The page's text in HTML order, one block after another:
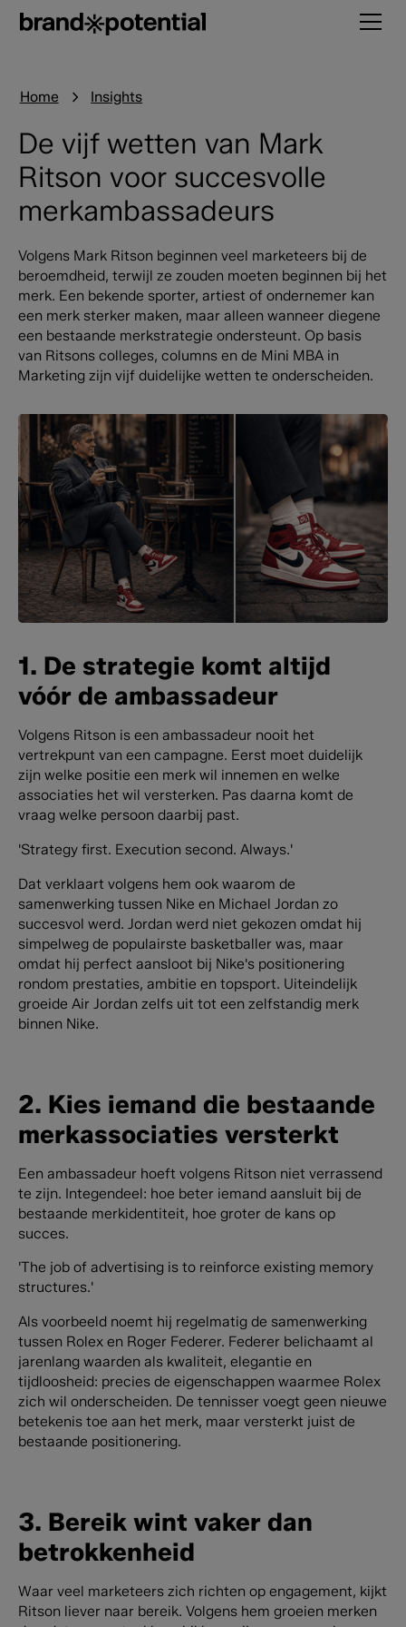
Home Insights
De vijf wetten van Mark
Ritson voor succesvolle
merkambassadeurs
Volgens Mark Ritson beginnen veel marketeers bij de
beroemdheid, terwijl ze zouden moeten beginnen bij het
merk. Een bekende sporter, artiest of ondernemer kan
een merk sterker maken, maar alleen wanneer diegene
een bestaande merkstrategie ondersteunt. Op basis
van Ritsons colleges, columns en de Mini MBA in
Marketing zijn vijf duidelijke wetten te onderscheiden.
1. De strategie komt altijd
vóór de ambassadeur
Volgens Ritson is een ambassadeur nooit het
vertrekpunt van een campagne. Eerst moet duidelijk
zijn welke positie een merk wil innemen en welke
associaties het wil versterken. Pas daarna komt de
vraag welke persoon daarbij past.
'Strategy first. Execution second. Always.'
Dat verklaart volgens hem ook waarom de
samenwerking tussen Nike en Michael Jordan zo
succesvol werd. Jordan werd niet gekozen omdat hij
simpelweg de populairste basketballer was, maar
omdat hij perfect aansloot bij Nike's positionering
rondom prestaties, ambitie en topsport. Uiteindelijk
groeide Air Jordan zelfs uit tot een zelfstandig merk
binnen Nike.
2. Kies iemand die bestaande
merkassociaties versterkt
Een ambassadeur hoeft volgens Ritson niet verrassend
te zijn. Integendeel: hoe beter iemand aansluit bij de
bestaande merkidentiteit, hoe groter de kans op
succes.
'The job of advertising is to reinforce existing memory
structures.'
Als voorbeeld noemt hij regelmatig de samenwerking
tussen Rolex en Roger Federer. Federer belichaamt al
jarenlang waarden als kwaliteit, elegantie en
tijdloosheid: precies de eigenschappen waarmee Rolex
zich wil onderscheiden. De tennisser voegt geen nieuwe
betekenis toe aan het merk, maar versterkt juist de
bestaande positionering.
3. Bereik wint vaker dan
betrokkenheid
Waar veel marketeers zich richten op engagement, kijkt
Ritson liever naar bereik. Volgens hem groeien merken